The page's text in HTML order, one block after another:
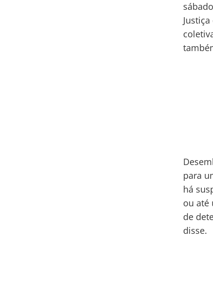
para
há
ou até
de
disse.